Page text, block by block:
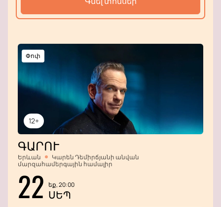
12+
Փոփ
ԳԱՐՈՒ
Երևան
Կարեն Դեմիրճյանի անվան
մարզահամերգային համալիր
22 եք, 20:00
ՍԵՊ